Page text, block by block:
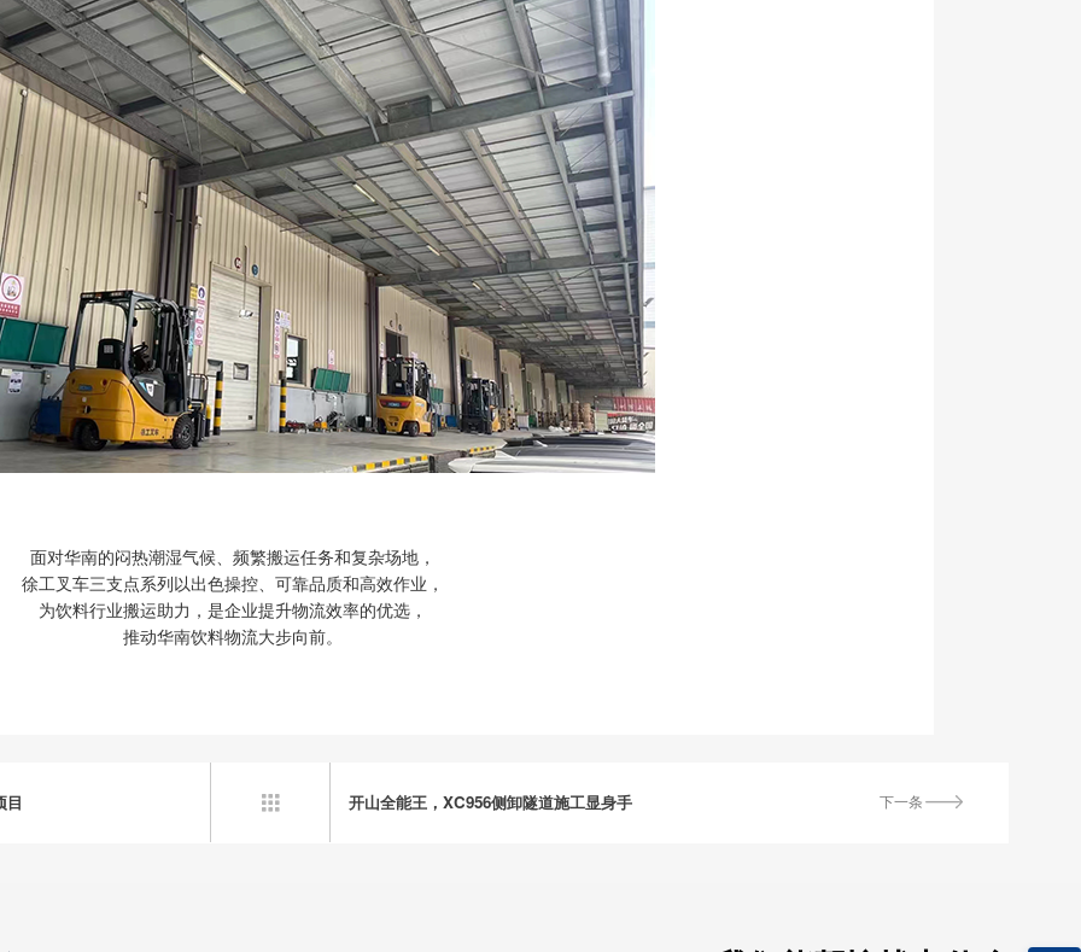
面对华南的闷热潮湿气候、频繁搬运任务和复杂场地，
徐工叉车三支点系列以出色操控、可靠品质和高效作业，
为饮料行业搬运助力，是企业提升物流效率的优选，
推动华南饮料物流大步向前。
目 下一条
开山全能王，XC956侧卸隧道施工显身手
